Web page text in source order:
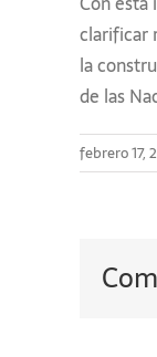
clarificar
la
de las
febrero 17,